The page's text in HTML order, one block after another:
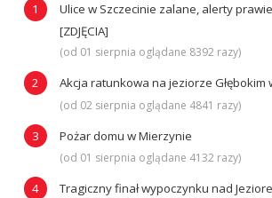
Ulice w Szczecinie zalane, alerty
[ZDJĘCIA]
(od 01 sierpnia oglądane 8392 razy)
Akcja ratunkowa na jeziorze Głębokim
(od 02 sierpnia oglądane 4841 razy)
Pożar domu w Mierzynie
(od 01 sierpnia oglądane 4132 razy)
Tragiczny finał wypoczynku nad